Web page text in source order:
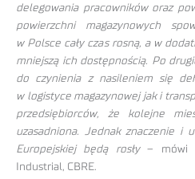
delegowania pracowników oraz
powierzchni magazynowych
w Polsce cały czas rosną, a w
mniejszą ich dostępnością. Po
do czynienia z nasileniem się
w logistyce magazynowej jak i
przedsiębiorców, że kolejne
uzasadniona. Jednak znaczenie i
Europejskiej będą rosły– mówi
Industrial, CBRE.